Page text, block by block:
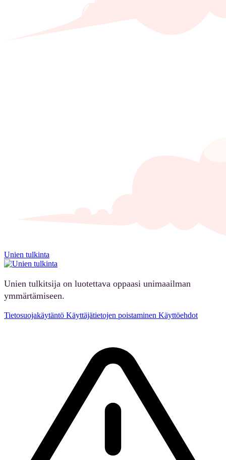
Unien tulkinta
Unien tulkitsija on luotettava oppaasi unimaailman
ymmärtämiseen.
Tietosuojakäytäntö Käyttäjätietojen poistaminen Käyttöehdot